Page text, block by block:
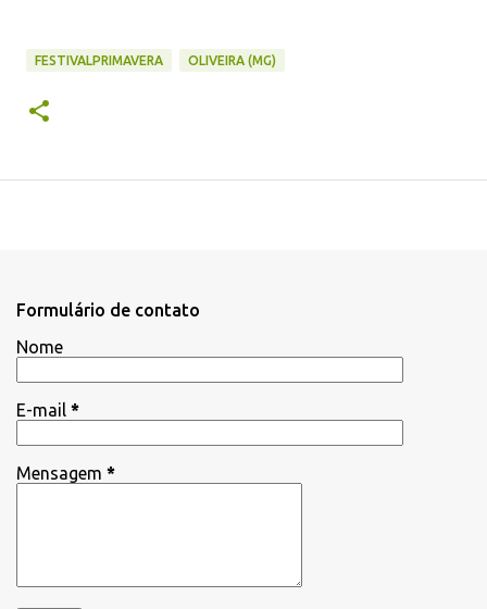
FESTIVALPRIMAVERA OLIVEIRA (MG)
Formulário de contato
Nome
E-mail *
Mensagem *